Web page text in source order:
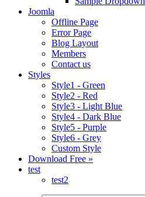
Joomla
Offline Page
Error Page
Blog Layout
Members
Contact us
Styles
Style1 - Green
Style2 - Red
Style3 - Light Blue
Style4 - Dark Blue
Style5 - Purple
Style6 - Grey
Custom Style
Download Free »
test
test2